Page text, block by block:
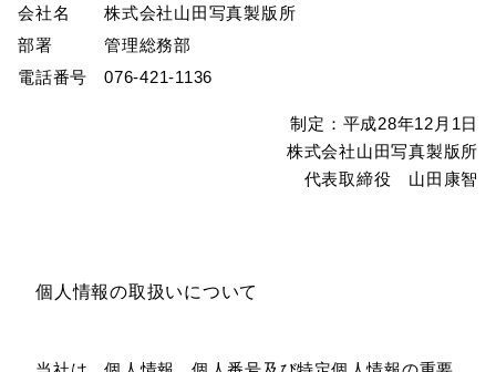
会社名
株式会社山田写真製版所
部署
管理総務部
電話番号
076-421-1136
制定：平成28年12月1日
株式会社山田写真製版所
代表取締役 山田康智
個人情報の取扱いについて